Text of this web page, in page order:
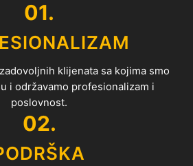
01.
klijenata sa kojima smo
i održavamo profesionalizam i
poslovnost.
02.